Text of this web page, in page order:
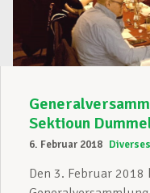
Sektioun
6. Februar 2018 Diverses
Den 3. Februar 2018